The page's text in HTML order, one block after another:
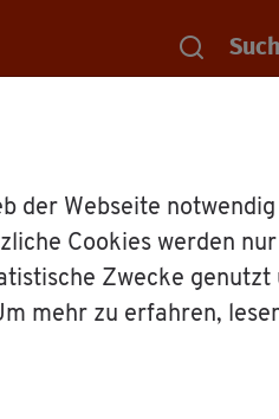
der Webseite
Cookies werden
Zwecke genutzt
mehr zu erfahren,